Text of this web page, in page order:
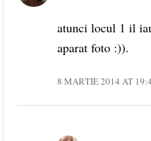
atunci locul 1 il
aparat foto :)).
8 MARTIE 2014 AT